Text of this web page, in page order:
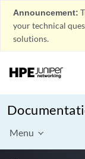
Announcement:
your technical
solutions.
Menu